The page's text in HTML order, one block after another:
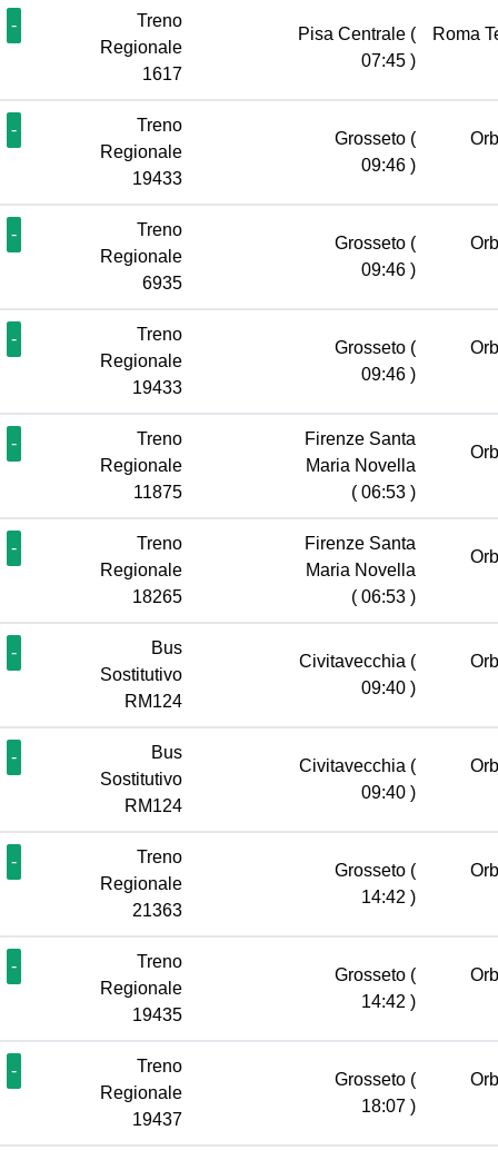
-
Treno
Regionale
1617
Pisa Centrale (
07:45 )
Roma
-
Treno
Regionale
19433
Grosseto (
09:46 )
-
Treno
Regionale
6935
Grosseto (
09:46 )
-
Treno
Regionale
19433
Grosseto (
09:46 )
-
Treno
Regionale
11875
Firenze Santa
Maria Novella
( 06:53 )
-
Treno
Regionale
18265
Firenze Santa
Maria Novella
( 06:53 )
-
Bus
Sostitutivo
RM124
Civitavecchia (
09:40 )
-
Bus
Sostitutivo
RM124
Civitavecchia (
09:40 )
-
Treno
Regionale
21363
Grosseto (
14:42 )
-
Treno
Regionale
19435
Grosseto (
14:42 )
-
Treno
Regionale
19437
Grosseto (
18:07 )